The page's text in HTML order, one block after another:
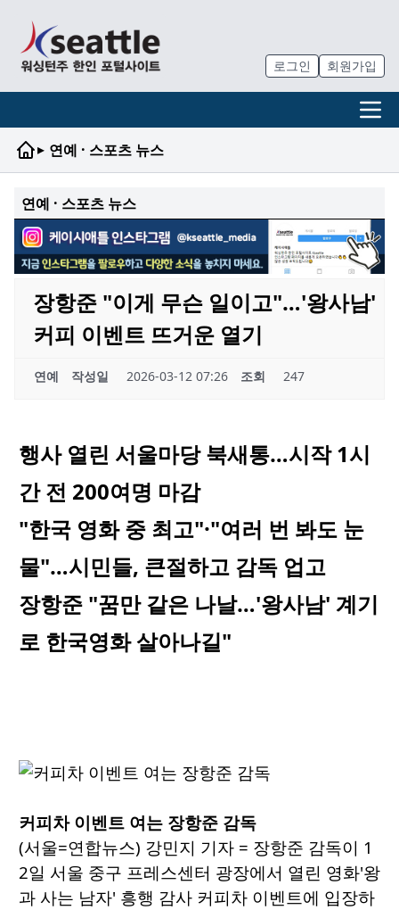
로그인 회원가입
▸ 연예 · 스포츠 뉴스
연예 · 스포츠 뉴스
장항준 "이게 무슨 일이고"…'왕사남'
커피 이벤트 뜨거운 열기
연예 작성일 2026-03-12 07:26 조회 247
행사 열린 서울마당 북새통…시작 1시
간 전 200여명 마감
"한국 영화 중 최고"·"여러 번 봐도 눈
물"…시민들, 큰절하고 감독 업고
장항준 "꿈만 같은 나날…'왕사남' 계기
로 한국영화 살아나길"
커피차 이벤트 여는 장항준 감독
(서울=연합뉴스) 강민지 기자 = 장항준 감독이 1
2일 서울 중구 프레스센터 광장에서 열린 영화'왕
과 사는 남자' 흥행 감사 커피차 이벤트에 입장하